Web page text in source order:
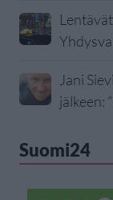
Jani
jälkeen:
Suomi24